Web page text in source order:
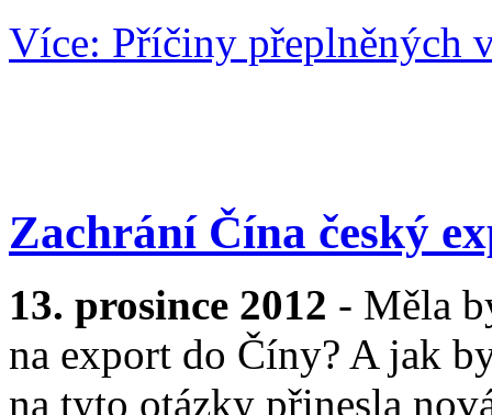
Více: Příčiny přeplněných
Zachrání Čína český
13. prosince 2012 - Měla
na export do Číny? A jak
na tyto otázky přinesla